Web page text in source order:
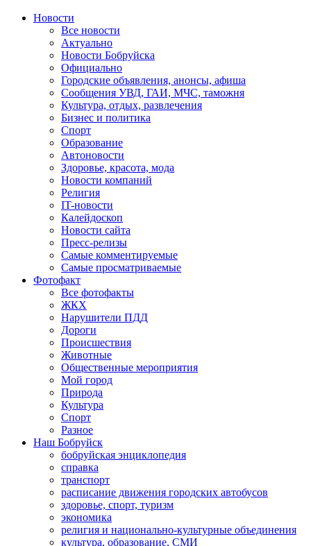
Новости
Все новости
Актуально
Новости Бобруйска
Официально
Городские объявления, анонсы, афиша
Сообщения УВД, ГАИ, МЧС, таможня
Культура, отдых, развлечения
Бизнес и политика
Спорт
Образование
Автоновости
Здоровье, красота, мода
Новости компаний
Религия
IT-новости
Калейдоскоп
Новости сайта
Пресс-релизы
Самые комментируемые
Самые просматриваемые
Фотофакт
Все фотофакты
ЖКХ
Нарушители ПДД
Дороги
Происшествия
Животные
Общественные мероприятия
Мой город
Природа
Культура
Спорт
Разное
Наш Бобруйск
бобруйская энциклопедия
справка
транспорт
расписание движения городских автобусов
здоровье, спорт, туризм
экономика
религия и национально-культурные объединения
культура, образование, СМИ